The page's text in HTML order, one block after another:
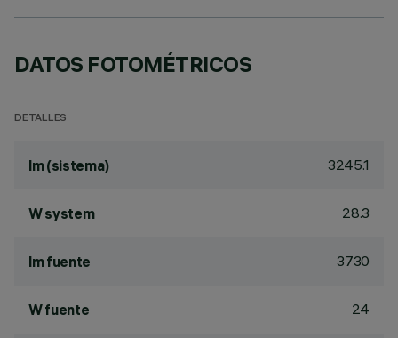
DATOS FOTOMÉTRICOS
DETALLES
lm (sistema) 3245.1
W system 28.3
lm fuente 3730
W fuente 24